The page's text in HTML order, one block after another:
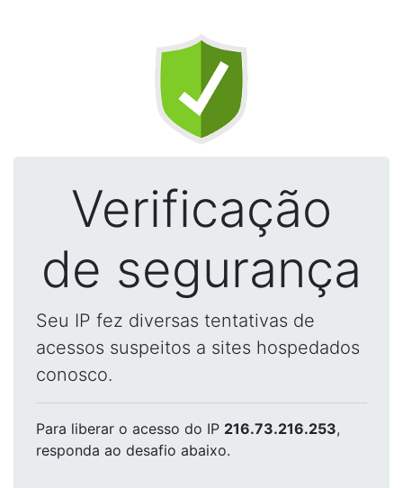
Verificação
de segurança
Seu IP fez diversas tentativas de
acessos suspeitos a sites hospedados
conosco.
Para liberar o acesso do IP 216.73.216.253,
responda ao desafio abaixo.